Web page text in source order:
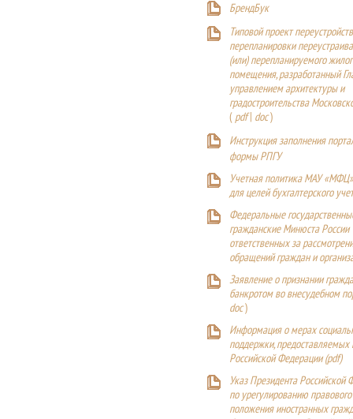
БрендБук
Типовой проект
перепланировки
(или) перепланируемого
помещения, разработанный
управлением архитектуры и
градостроительства
(pdf| doc)
Инструкция заполнения
формы РПГУ
Учетная политика МАУ
для целей бухгалтерского
Федеральные
гражданские Минюста России
ответственных за
обращений граждан и
Заявление о признании
банкротом во внесудебном
doc)
Информация о мерах
поддержки,
Российской Федерации (pdf)
Указ Президента Российской
по урегулированию правового
положения иностранных